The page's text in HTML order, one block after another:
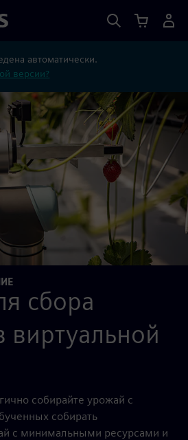
автоматически.
версии?
сбора
виртуальной
собирайте урожай с
собирать
с минимальными ресурсами и